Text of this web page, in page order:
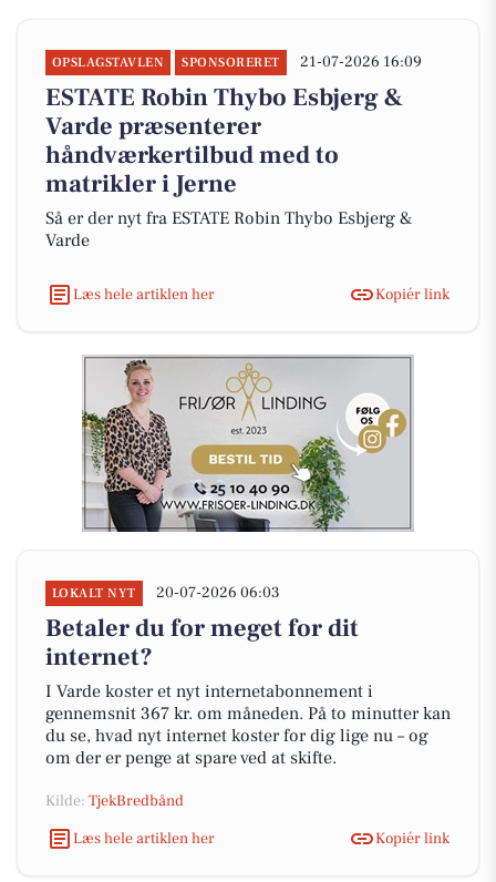
OPSLAGSTAVLEN SPONSORERET 21-07-2026 16:09
ESTATE Robin Thybo Esbjerg &
Varde præsenterer
håndværkertilbud med to
matrikler i Jerne
Så er der nyt fra ESTATE Robin Thybo Esbjerg &
Varde
Læs hele artiklen her Kopiér link
LOKALT NYT 20-07-2026 06:03
Betaler du for meget for dit
internet?
I Varde koster et nyt internetabonnement i
gennemsnit 367 kr. om måneden. På to minutter kan
du se, hvad nyt internet koster for dig lige nu – og
om der er penge at spare ved at skifte.
Kilde: TjekBredbånd
Læs hele artiklen her
Kopiér link